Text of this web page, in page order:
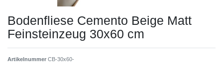
Bodenfliese Cemento Beige Matt
Feinsteinzeug 30x60 cm
Artikelnummer CB-30x60-